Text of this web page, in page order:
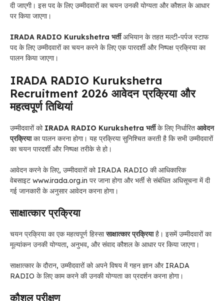
दी जाएगी। इस पद के लिए उम्मीदवारों का चयन उनकी योग्यता और कौशल के आधार
पर किया जाएगा।
IRADA RADIO Kurukshetra भर्तीअभियान के तहत मल्टी-पर्पज स्टाफ
पद के लिए उम्मीदवारों का चयन करने के लिए एक पारदर्शी और निष्पक्ष प्रक्रिया का
पालन किया जाएगा।
IRADA RADIO Kurukshetra
Recruitment 2026 आवेदन प्रक्रिया और
महत्वपूर्ण तिथियां
उम्मीदवारों को IRADA RADIO Kurukshetra भर्तीके लिए निर्धारित आवेदन
प्रक्रियाका पालन करना होगा। यह प्रक्रिया सुनिश्चित करती है कि सभी उम्मीदवारों
का चयन पारदर्शी और निष्पक्ष तरीके से हो।
आवेदन करने के लिए, उम्मीदवारों को IRADA RADIO की आधिकारिक
वेबसाइट www.irada.org.in पर जाना होगा और भर्ती से संबंधित अधिसूचना में दी
गई जानकारी के अनुसार आवेदन करना होगा।
साक्षात्कार प्रक्रिया
चयन प्रक्रिया का एक महत्वपूर्ण हिस्सासाक्षात्कार प्रक्रियाहै। इसमें उम्मीदवारों का
मूल्यांकन उनकी योग्यता, अनुभव, और संवाद कौशल के आधार पर किया जाएगा।
साक्षात्कार के दौरान, उम्मीदवारों को अपने विषय में गहन ज्ञान और IRADA
RADIO के लिए काम करने की उनकी योग्यता का प्रदर्शन करना होगा।
कौशल परीक्षण